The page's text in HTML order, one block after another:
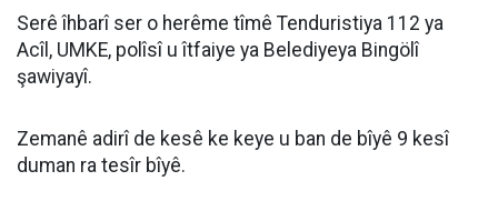
Serê îhbarî ser o herême tîmê Tenduristiya 112 ya
Acîl, UMKE, polîsî u îtfaiye ya Belediyeya Bingölî
şawiyayî.
Zemanê adirî de kesê ke keye u ban de bîyê 9 kesî
duman ra tesîr bîyê.